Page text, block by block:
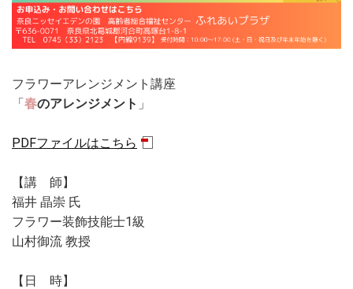
フラワーアレンジメント講座
「春のアレンジメント 」
PDFファイルはこちら
【講 師】
福井 晶崇 氏
フラワー装飾技能士1級
山村御流 教授
【日 時】